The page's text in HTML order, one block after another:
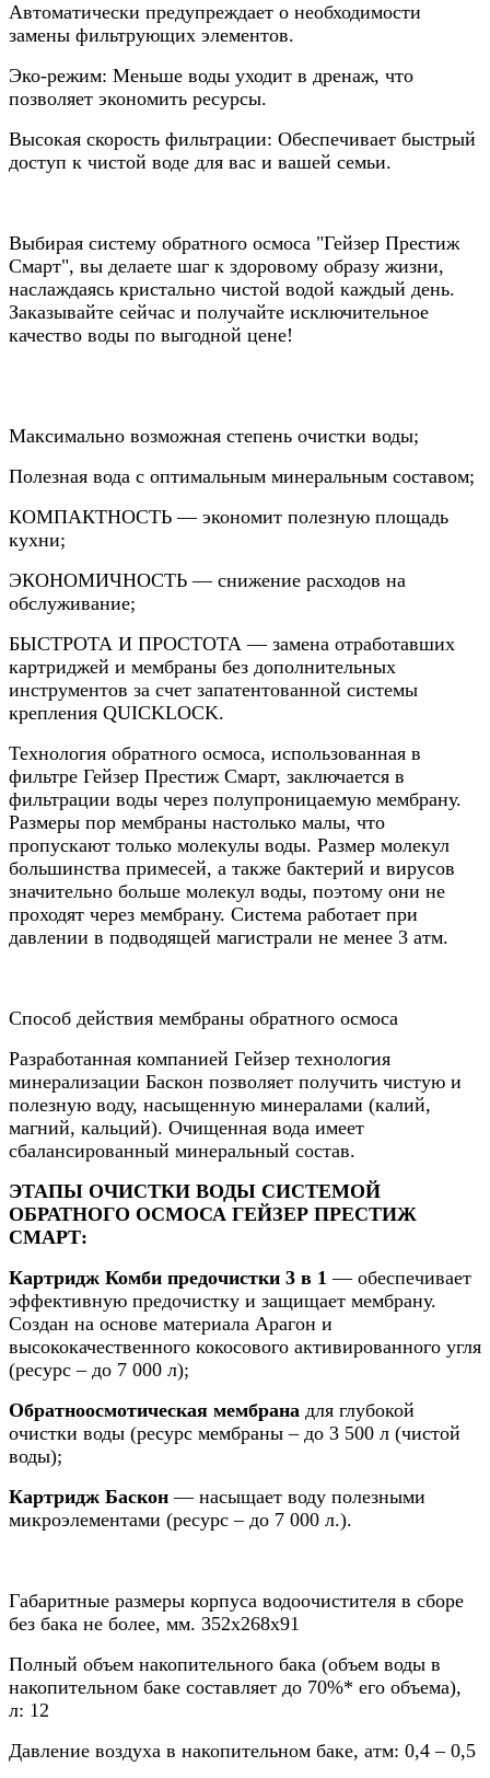
Автоматически предупреждает о необходимости
замены фильтрующих элементов.
Эко-режим: Меньше воды уходит в дренаж, что
позволяет экономить ресурсы.
Высокая скорость фильтрации: Обеспечивает быстрый
доступ к чистой воде для вас и вашей семьи.
Выбирая систему обратного осмоса "Гейзер Престиж
Смарт", вы делаете шаг к здоровому образу жизни,
наслаждаясь кристально чистой водой каждый день.
Заказывайте сейчас и получайте исключительное
качество воды по выгодной цене!
Максимально возможная степень очистки воды;
Полезная вода с оптимальным минеральным составом;
КОМПАКТНОСТЬ — экономит полезную площадь
кухни;
ЭКОНОМИЧНОСТЬ — снижение расходов на
обслуживание;
БЫСТРОТА И ПРОСТОТА — замена отработавших
картриджей и мембраны без дополнительных
инструментов за счет запатентованной системы
крепления QUICKLOCK.
Технология обратного осмоса, использованная в
фильтре Гейзер Престиж Смарт, заключается в
фильтрации воды через полупроницаемую мембрану.
Размеры пор мембраны настолько малы, что
пропускают только молекулы воды. Размер молекул
большинства примесей, а также бактерий и вирусов
значительно больше молекул воды, поэтому они не
проходят через мембрану. Система работает при
давлении в подводящей магистрали не менее 3 атм.
Способ действия мембраны обратного осмоса
Разработанная компанией Гейзер технология
минерализации Баскон позволяет получить чистую и
полезную воду, насыщенную минералами (калий,
магний, кальций). Очищенная вода имеет
сбалансированный минеральный состав.
ЭТАПЫ ОЧИСТКИ ВОДЫ СИСТЕМОЙ
ОБРАТНОГО ОСМОСА ГЕЙЗЕР ПРЕСТИЖ
СМАРТ:
Картридж Комби предочистки 3 в 1 — обеспечивает
эффективную предочистку и защищает мембрану.
Создан на основе материала Арагон и
высококачественного кокосового активированного угля
(ресурс – до 7 000 л);
Обратноосмотическая мембрана для глубокой
очистки воды (ресурс мембраны – до 3 500 л (чистой
воды);
Картридж Баскон — насыщает воду полезными
микроэлементами (ресурс – до 7 000 л.).
Габаритные размеры корпуса водоочистителя в сборе
без бака не более, мм. 352х268х91
Полный объем накопительного бака (объем воды в
накопительном баке составляет до 70%* его объема),
л: 12
Давление воздуха в накопительном баке, атм: 0,4 – 0,5